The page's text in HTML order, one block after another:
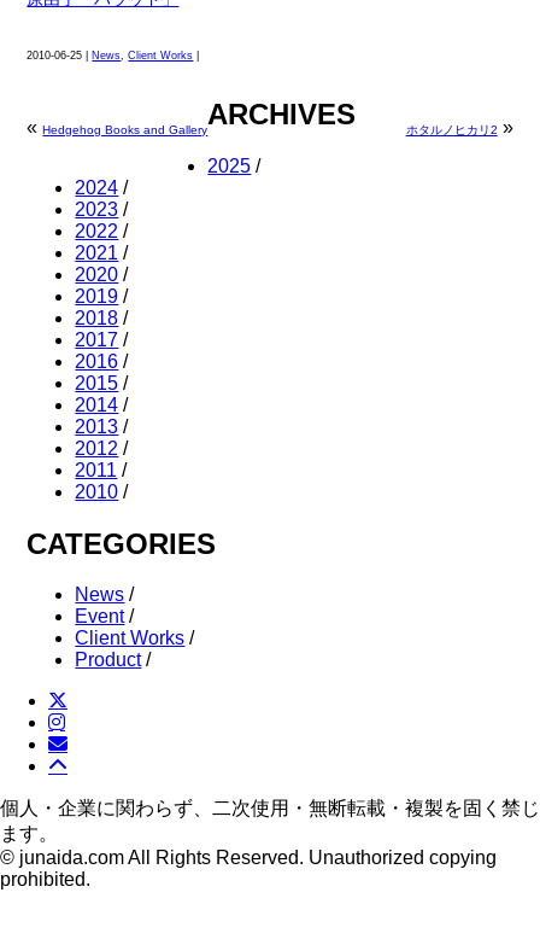
2010-06-25 | News ,Client Works
«Hedgehog Books and Gallery ホタルノヒカリ2 »
ARCHIVES
2025 /
2024 /
2023 /
2022 /
2021 /
2020 /
2019 /
2018 /
2017 /
2016 /
2015 /
2014 /
2013 /
2012 /
2011 /
2010 /
CATEGORIES
News /
Event/
Client Works /
Product/
個人・企業に関わらず、二次使用・無断転載・複製を固く禁じ
ます。
© junaida.com All Rights Reserved. Unauthorized copying
prohibited.